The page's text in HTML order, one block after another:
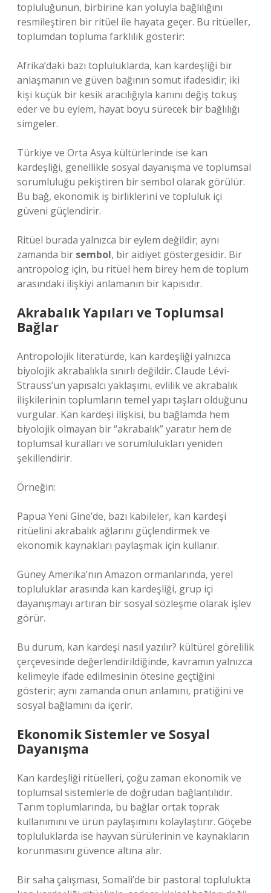
topluluğunun, birbirine kan yoluyla bağlılığını
resmileştiren bir ritüel ile hayata geçer. Bu ritüeller,
toplumdan topluma farklılık gösterir:
Afrika’daki bazı topluluklarda, kan kardeşliği bir
anlaşmanın ve güven bağının somut ifadesidir; iki
kişi küçük bir kesik aracılığıyla kanını değiş tokuş
eder ve bu eylem, hayat boyu sürecek bir bağlılığı
simgeler.
Türkiye ve Orta Asya kültürlerinde ise kan
kardeşliği, genellikle sosyal dayanışma ve toplumsal
sorumluluğu pekiştiren bir sembol olarak görülür.
Bu bağ, ekonomik iş birliklerini ve topluluk içi
güveni güçlendirir.
Ritüel burada yalnızca bir eylem değildir; aynı
zamanda bir sembol, bir aidiyet göstergesidir. Bir
antropolog için, bu ritüel hem birey hem de toplum
arasındaki ilişkiyi anlamanın bir kapısıdır.
Akrabalık Yapıları ve Toplumsal
Bağlar
Antropolojik literatürde, kan kardeşliği yalnızca
biyolojik akrabalıkla sınırlı değildir. Claude Lévi-
Strauss’un yapısalcı yaklaşımı, evlilik ve akrabalık
ilişkilerinin toplumların temel yapı taşları olduğunu
vurgular. Kan kardeşi ilişkisi, bu bağlamda hem
biyolojik olmayan bir “akrabalık” yaratır hem de
toplumsal kuralları ve sorumlulukları yeniden
şekillendirir.
Örneğin:
Papua Yeni Gine’de, bazı kabileler, kan kardeşi
ritüelini akrabalık ağlarını güçlendirmek ve
ekonomik kaynakları paylaşmak için kullanır.
Güney Amerika’nın Amazon ormanlarında, yerel
topluluklar arasında kan kardeşliği, grup içi
dayanışmayı artıran bir sosyal sözleşme olarak işlev
görür.
Bu durum, kan kardeşi nasıl yazılır? kültürel görelilik
çerçevesinde değerlendirildiğinde, kavramın yalnızca
kelimeyle ifade edilmesinin ötesine geçtiğini
gösterir; aynı zamanda onun anlamını, pratiğini ve
sosyal bağlamını da içerir.
Ekonomik Sistemler ve Sosyal
Dayanışma
Kan kardeşliği ritüelleri, çoğu zaman ekonomik ve
toplumsal sistemlerle de doğrudan bağlantılıdır.
Tarım toplumlarında, bu bağlar ortak toprak
kullanımını ve ürün paylaşımını kolaylaştırır. Göçebe
topluluklarda ise hayvan sürülerinin ve kaynakların
korunmasını güvence altına alır.
Bir saha çalışması, Somali’de bir pastoral toplulukta